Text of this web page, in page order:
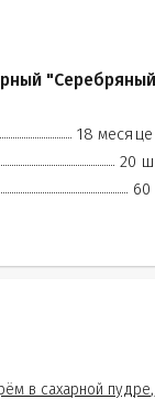
"Серебряный
18
20
60